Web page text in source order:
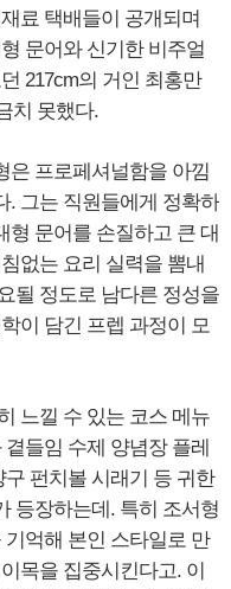
료 택배들이 공개되며
문어와 신기한 비주얼
217cm의 거인 최홍만
치 못했다.
은 프로페셔널함을 아낌
. 그는 직원들에게 정확하
형 문어를 손질하고 큰 대
없는 요리 실력을 뽐내
될 정도로 남다른 정성을
이 담긴 프렙 과정이 모
느낄 수 있는 코스 메뉴
들임 수제 양념장 플레
펀치볼 시래기 등 귀한
등장하는데. 특히 조서형
억해 본인 스타일로 만
목을 집중시킨다고. 이